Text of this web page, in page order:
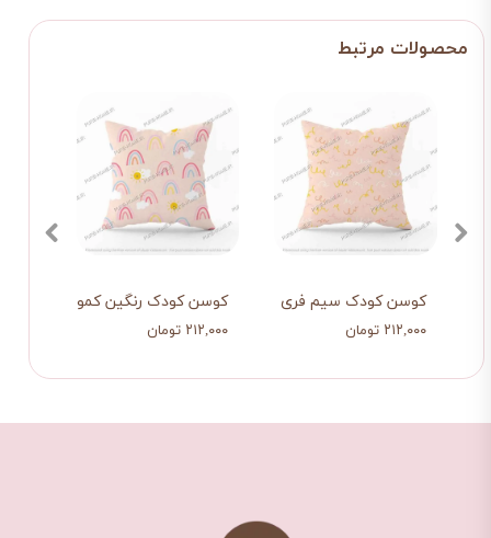
کوسن کودک رنگین کمون
۲۱۲,۰۰۰ تومان
کوسن کودک سیم فری
۲۱۲,۰۰۰ تومان